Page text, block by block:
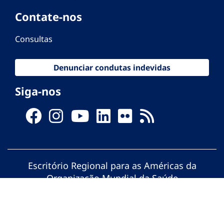
Contate-nos
Consultas
Denunciar condutas indevidas
Siga-nos
Escritório Regional para as Américas da
Organização Mundial da Saúde